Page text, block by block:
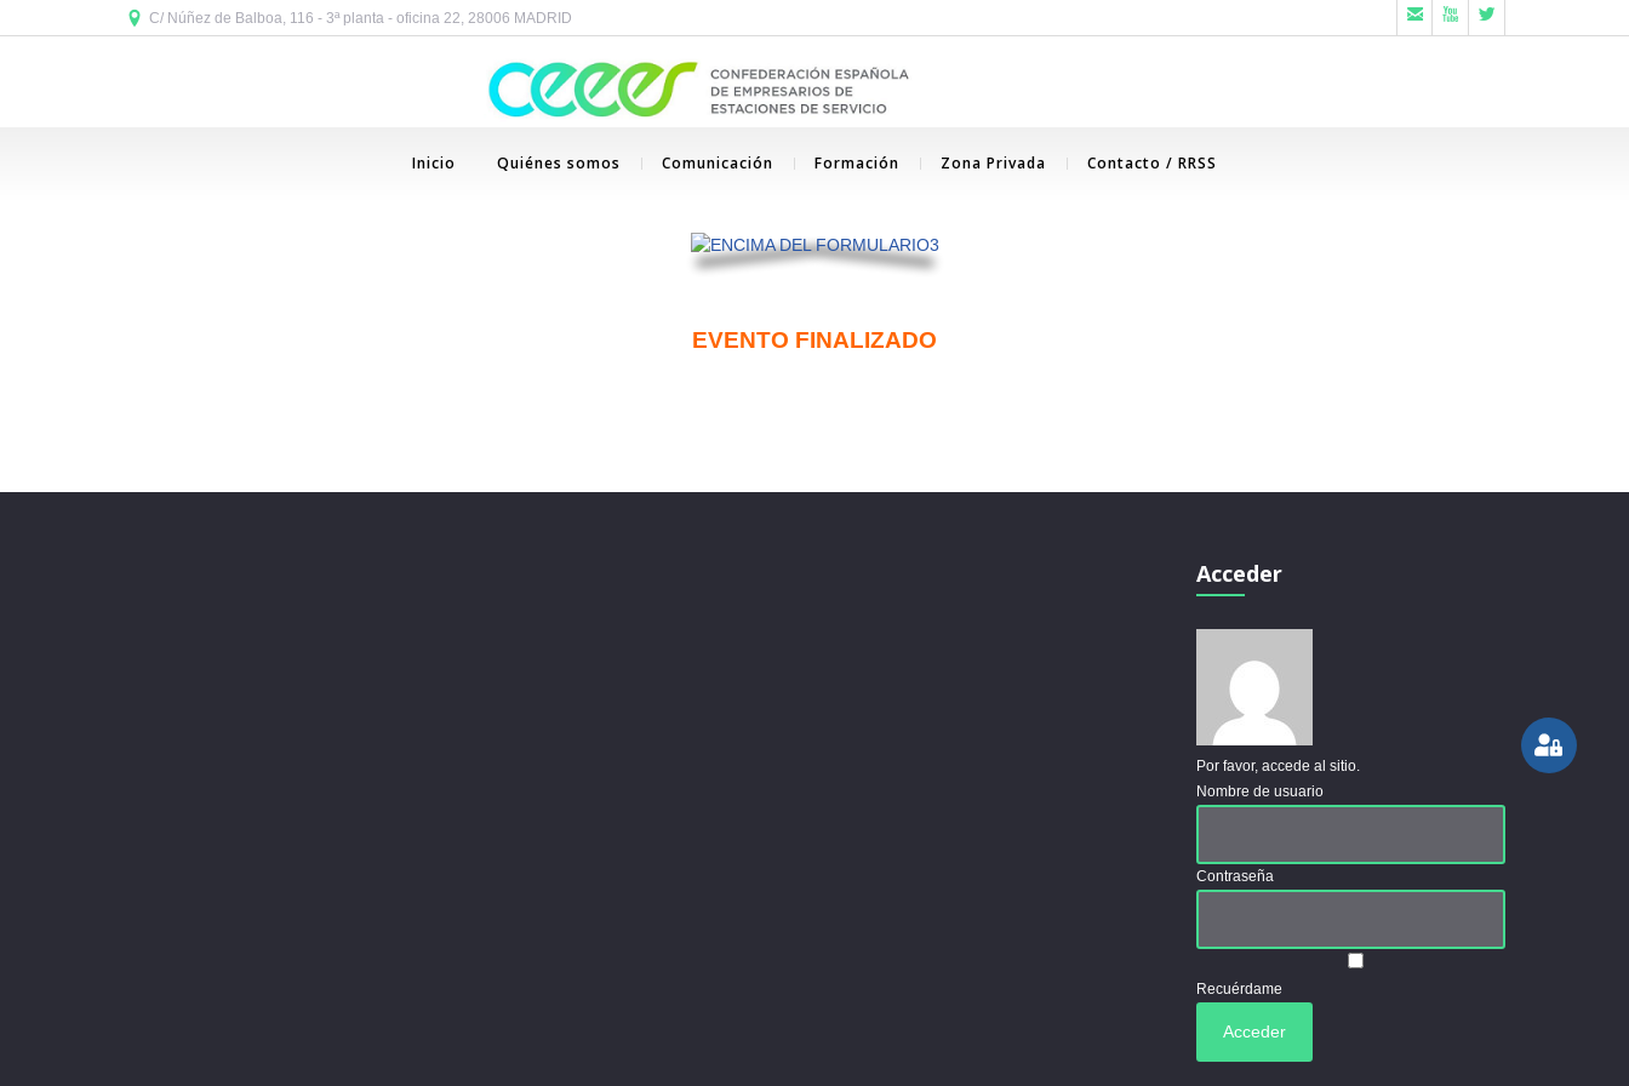
C/ Núñez de Balboa, 116 - 3ª planta - oficina 22, 28006 MADRID   
Inicio Quiénes somos Comunicación Formación Zona Privada Contacto / RRSS
EVENTO FINALIZADO
Acceder
Por favor, accede al sitio.
Nombre de usuario
Contraseña
Recuérdame